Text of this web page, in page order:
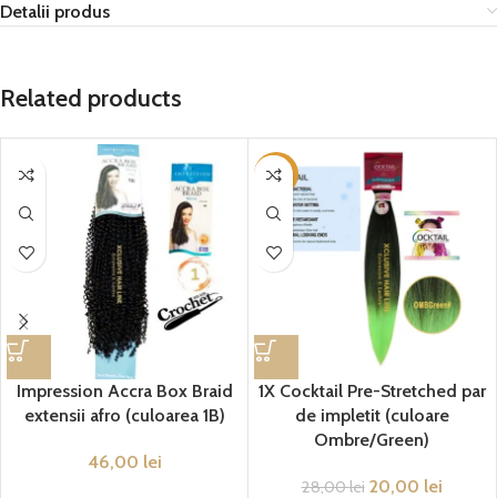
Detalii produs
Related products
Impression Accra Box Braid
extensii afro (culoarea 1B)
46,00 lei
-29%
1X Cocktail Pre-Stretched par
de impletit (culoare
Ombre/Green)
28,00lei 20,00 lei